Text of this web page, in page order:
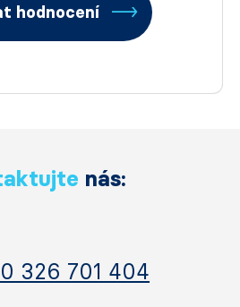
hodnocení
nás:
326 701 404